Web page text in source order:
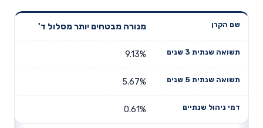
שנים
תשואה
דמי ניהול
מנורה מבטחים יותר מסלול ד'
9.13%
5.67%
0.61%